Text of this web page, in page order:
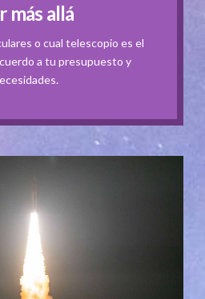
más allá
o cual telescopio es el
a tu presupuesto y
y cómo funcionan los
de telescopios.